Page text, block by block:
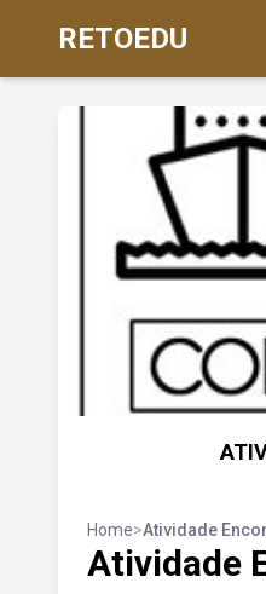
RETOEDU
Home>Atividade
Atividade